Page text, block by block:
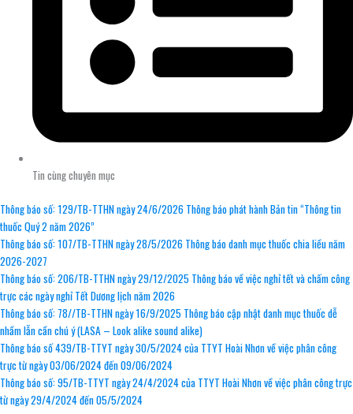
Tin cùng chuyên mục
Thông báo số: 129/TB-TTHN ngày 24/6/2026 Thông báo phát hành Bản tin “Thông tin
thuốc Quý 2 năm 2026”
Thông báo số: 107/TB-TTHN ngày 28/5/2026 Thông báo danh mục thuốc chia liều năm
2026-2027
Thông báo số: 206/TB-TTHN ngày 29/12/2025 Thông báo về việc nghỉ tết và chấm công
trực các ngày nghỉ Tết Dương lịch năm 2026
Thông báo số: 78//TB-TTHN ngày 16/9/2025 Thông báo cập nhật danh mục thuốc dễ
nhầm lẫn cần chú ý (LASA – Look alike sound alike)
Thông báo số 439/TB-TTYT ngày 30/5/2024 của TTYT Hoài Nhơn về việc phân công
trực từ ngày 03/06/2024 đến 09/06/2024
Thông báo số: 95/TB-TTYT ngày 24/4/2024 của TTYT Hoài Nhơn về việc phân công trực
từ ngày 29/4/2024 đến 05/5/2024